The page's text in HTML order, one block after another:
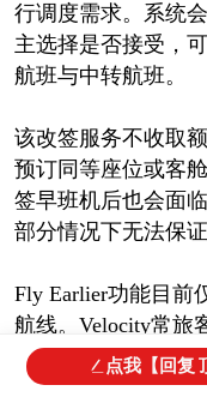
行调度需求。系统
主选择是否接受，
航班与中转航班。
该改签服务不收取
预订同等座位或客
签早班机后也会面
部分情况下无法保
Fly Earlier功能目前
航线。Velocity常旅
可按照原始订单标
点我【回复